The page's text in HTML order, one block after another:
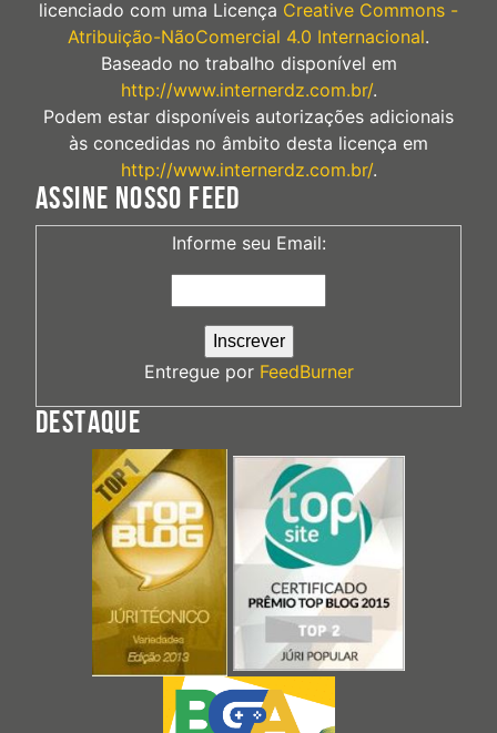
licenciado com uma Licença Creative Commons -
Atribuição-NãoComercial 4.0 Internacional.
Baseado no trabalho disponível em
http://www.internerdz.com.br/.
Podem estar disponíveis autorizações adicionais
às concedidas no âmbito desta licença em
http://www.internerdz.com.br/.
ASSINE NOSSO FEED
Informe seu Email:
Entregue por FeedBurner
DESTAQUE